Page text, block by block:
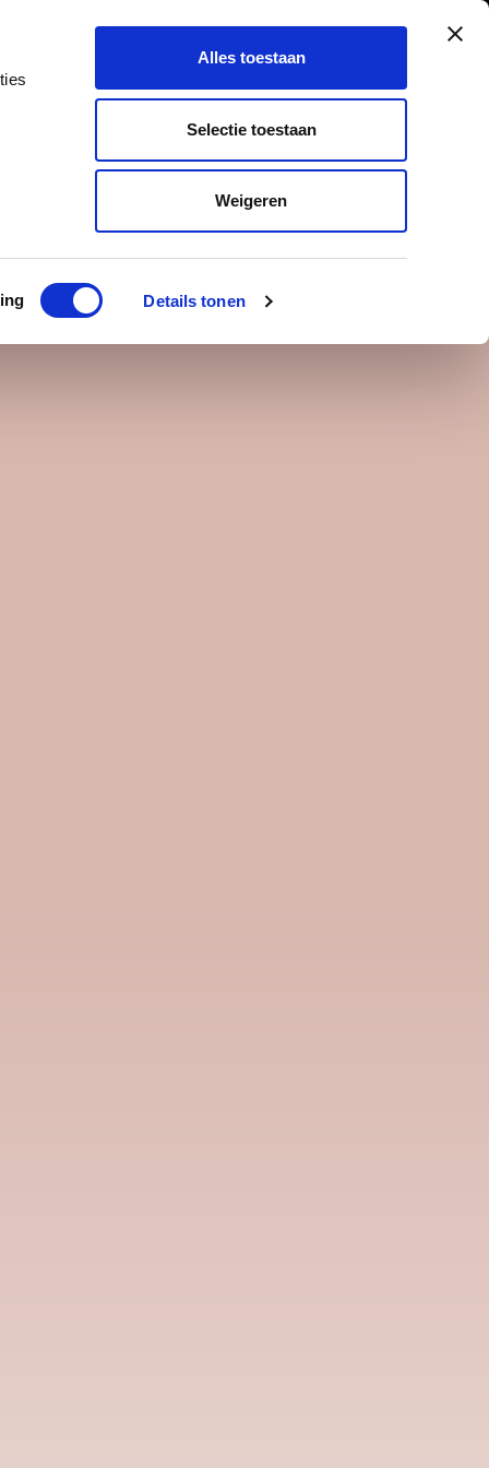
Details tonen
Alles toestaan
Selectie toestaan
Weigeren
Watch & Listen